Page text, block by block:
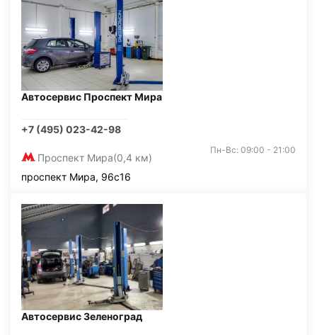
Автосервис Проспект Мира
+7 (495) 023-42-98
Проспект Мира(0,4 км)
Пн-Вс: 09:00 - 21:00
проспект Мира, 96с16
Автосервис Зеленоград